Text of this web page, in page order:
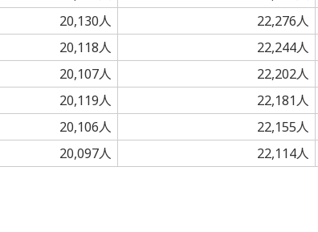
20,130人 22,276人
20,118人 22,244人
20,107人 22,202人
20,119人 22,181人
20,106人 22,155人
20,097人 22,114人